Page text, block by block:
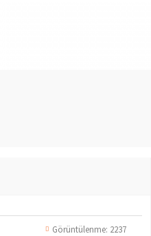
Görüntülenme: 2237